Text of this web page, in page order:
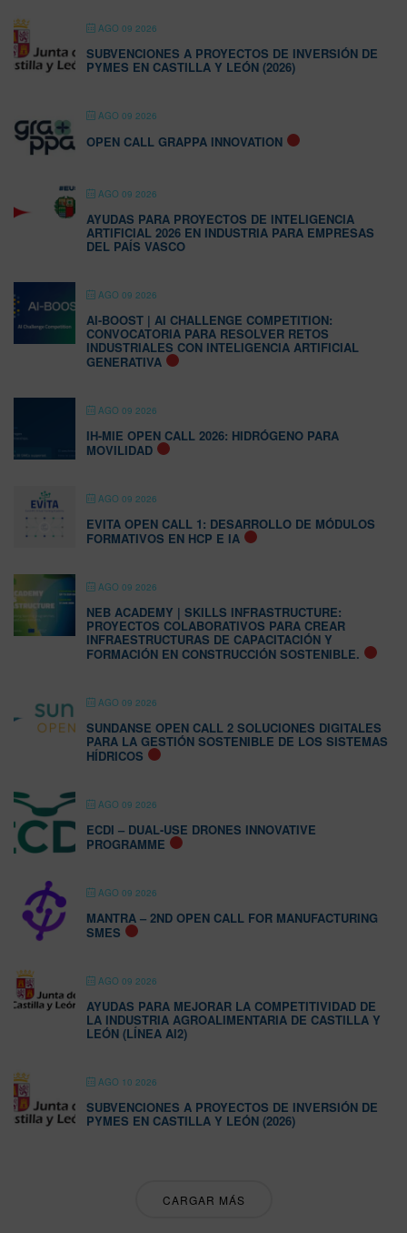
AGO 09 2026
SUBVENCIONES A PROYECTOS DE INVERSIÓN DE
PYMES EN CASTILLA Y LEÓN (2026)
AGO 09 2026
OPEN CALL GRAPPA INNOVATION
AGO 09 2026
AYUDAS PARA PROYECTOS DE INTELIGENCIA
ARTIFICIAL 2026 EN INDUSTRIA PARA EMPRESAS
DEL PAÍS VASCO
AGO 09 2026
AI-BOOST | AI CHALLENGE COMPETITION:
CONVOCATORIA PARA RESOLVER RETOS
INDUSTRIALES CON INTELIGENCIA ARTIFICIAL
GENERATIVA
AGO 09 2026
IH-MIE OPEN CALL 2026: HIDRÓGENO PARA
MOVILIDAD
AGO 09 2026
EVITA OPEN CALL 1: DESARROLLO DE MÓDULOS
FORMATIVOS EN HCP E IA
AGO 09 2026
NEB ACADEMY | SKILLS INFRASTRUCTURE:
PROYECTOS COLABORATIVOS PARA CREAR
INFRAESTRUCTURAS DE CAPACITACIÓN Y
FORMACIÓN EN CONSTRUCCIÓN SOSTENIBLE.
AGO 09 2026
SUNDANSE OPEN CALL 2 SOLUCIONES DIGITALES
PARA LA GESTIÓN SOSTENIBLE DE LOS SISTEMAS
HÍDRICOS
AGO 09 2026
ECDI – DUAL-USE DRONES INNOVATIVE
PROGRAMME
AGO 09 2026
MANTRA – 2ND OPEN CALL FOR MANUFACTURING
SMES
AGO 09 2026
AYUDAS PARA MEJORAR LA COMPETITIVIDAD DE
LA INDUSTRIA AGROALIMENTARIA DE CASTILLA Y
LEÓN (LÍNEA AI2)
AGO 10 2026
SUBVENCIONES A PROYECTOS DE INVERSIÓN DE
PYMES EN CASTILLA Y LEÓN (2026)
CARGAR MÁS